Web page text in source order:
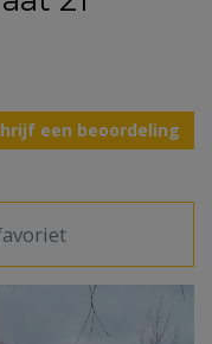
een beoordeling